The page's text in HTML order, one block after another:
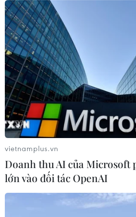
06/08/2026 04:37
Nâng cao hiệu quả đấu tranh
chống tội phạm và vi phạm
06/08/2026 04:13
Cảnh báo thủ đoạn lừa đảo đưa lao
động thời vụ sang Hàn Quốc
06/08/2026 04:11
24 năm tù cho 2 vợ chồng
chức “bay lắc” tại Hà Nội
vietnamplus.vn
Doanh thu AI của Microsoft
lớn vào đối tác OpenAI